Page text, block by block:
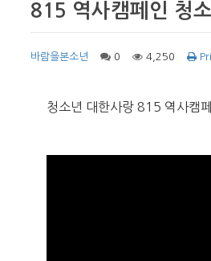
815 역사캠페인 청
바람을본소년 0 4,250
청소년 대한사랑 815 역사캠